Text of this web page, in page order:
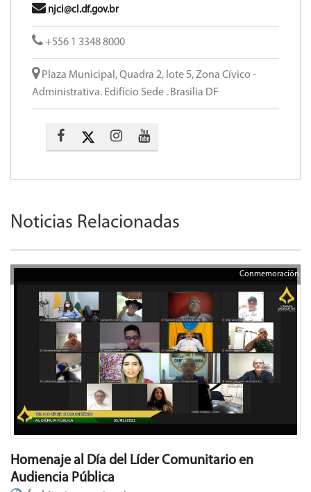
njci@cl.df.gov.br
+556 1 3348 8000
Plaza Municipal, Quadra 2, lote 5, Zona Cívico -
Administrativa. Edifício Sede . Brasilia DF
Noticias Relacionadas
Conmemoración
Homenaje al Día del Líder Comunitario en
Audiencia Pública